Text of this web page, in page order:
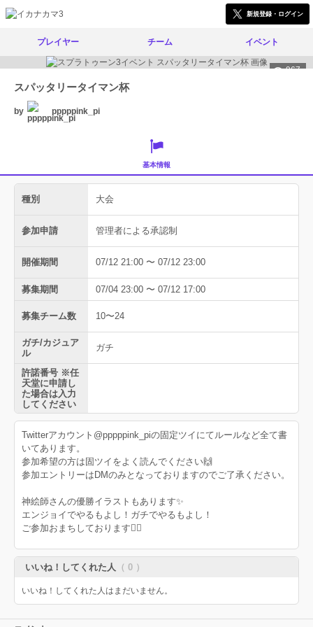
新規登録・ログイン
プレイヤー チーム イベント
967
スパッタリータイマン杯
by pppppink_pi
基本情報
種別 大会
参加申請 管理者による承認制
開催期間 07/12 21:00 〜 07/12 23:00
募集期間 07/04 23:00 〜 07/12 17:00
募集チーム数 10〜24
ガチ/カジュア
ル
ガチ
許諾番号 ※任
天堂に申請し
た場合は入力
してください
Twitterアカウント@pppppink_piの固定ツイにてルールなど全て書
いてあります。
参加希望の方は固ツイをよく読んでください🙌
参加エントリーはDMのみとなっておりますのでご了承ください。
神絵師さんの優勝イラストもあります✨
エンジョイでやるもよし！ガチでやるもよし！
ご参加おまちしております🙇‍♀️
いいね！してくれた人 （ 0 ）
いいね！してくれた人はまだいません。